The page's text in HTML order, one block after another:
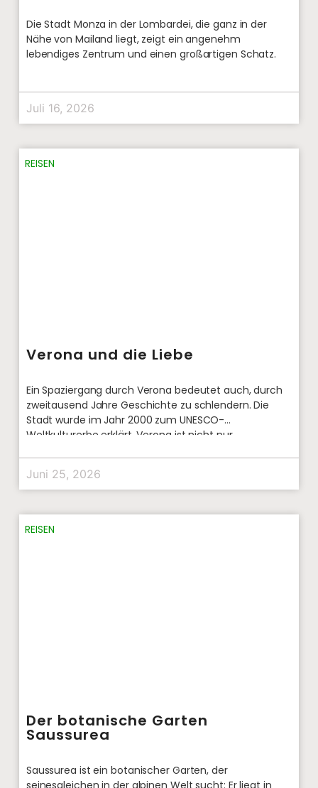
Die Stadt Monza in der Lombardei, die ganz in der
Nähe von Mailand liegt, zeigt ein angenehm
lebendiges Zentrum und einen großartigen Schatz.
Juli 16, 2026
REISEN
Verona und die Liebe
Ein Spaziergang durch Verona bedeutet auch, durch
zweitausend Jahre Geschichte zu schlendern. Die
Stadt wurde im Jahr 2000 zum UNESCO-
Weltkulturerbe erklärt. Verona ist nicht nur
Juni 25, 2026
REISEN
Der botanische Garten
Saussurea
Saussurea ist ein botanischer Garten, der